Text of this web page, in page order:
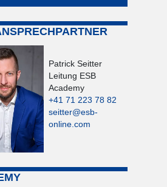
Patrick Seitter
Leitung ESB
Academy
+41 71 223 78 82
seitter@esb-
online.com